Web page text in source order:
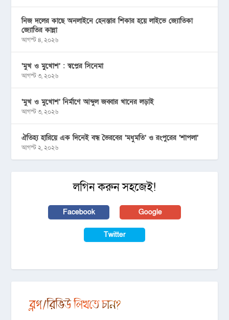
নিজ দলের কাছে অনলাইনে হেনস্তার শিকার হয়ে লাইভে জ্যোতিকা
জ্যোতির কান্না
আগস্ট ৪, ২০২৬
‘মুখ ও মু্খোশ’ : স্বপ্নের সিনেমা
আগস্ট ৩, ২০২৬
‘মুখ ও মুখোশ’ নির্মাণে আব্দুল জব্বার খানের লড়াই
আগস্ট ৩, ২০২৬
ঐতিহ্য হারিয়ে এক দিনেই বন্ধ ভৈরবের ‘মধুমতি’ ও রংপুরের ‘শাপলা’
আগস্ট ২, ২০২৬
লগিন করুন সহজেই!
Facebook Google
Twitter